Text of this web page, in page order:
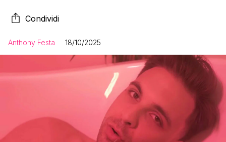
Condividi
Anthony Festa 18/10/2025